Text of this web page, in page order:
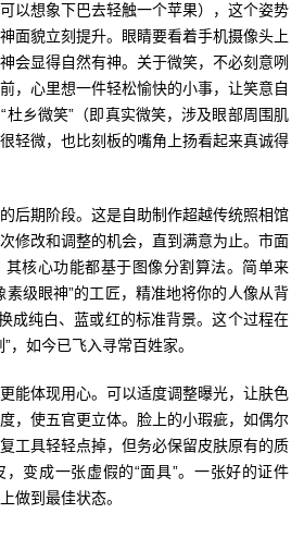
以想象下巴去轻触一个苹果），这个姿势
面貌立刻提升。眼睛要看着手机摄像头上
会显得自然有神。关于微笑，不必刻意咧
，心里想一件轻松愉快的小事，让笑意自
杜乡微笑”（即真实微笑，涉及眼部周围肌
轻微，也比刻板的嘴角上扬看起来真诚得
后期阶段。这是自助制作超越传统照相馆
修改和调整的机会，直到满意为止。市面
其核心功能都基于图像分割算法。简单来
素级眼神”的工匠，精准地将你的人像从背
成纯白、蓝或红的标准背景。这个过程在
，如今已飞入寻常百姓家。
能体现用心。可以适度调整曝光，让肤色
，使五官更立体。脸上的小瑕疵，如偶尔
工具轻轻点掉，但务必保留皮肤原有的质
变成一张虚假的“面具”。一张好的证件
做到最佳状态。